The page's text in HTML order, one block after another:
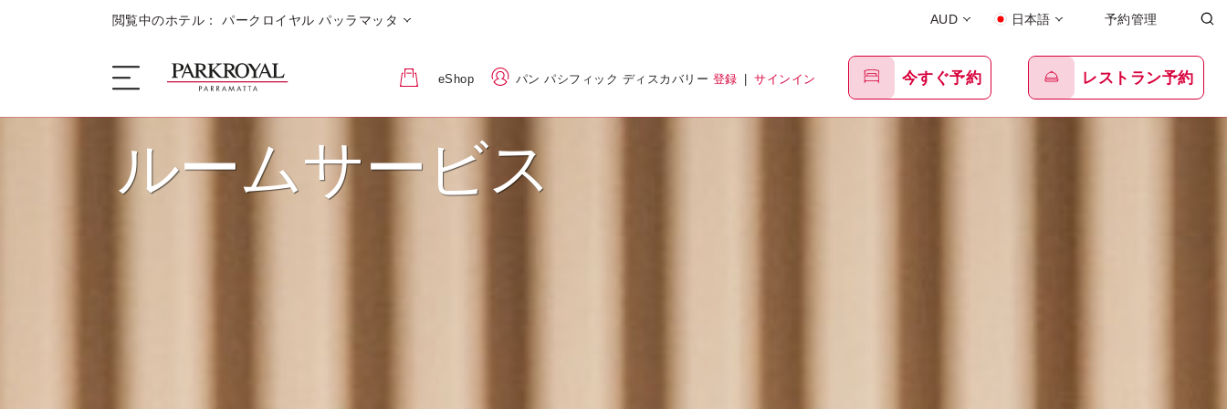
閲覧中のホテル： パークロイヤル パッラマッタ AUD 日本語 予約管理
eShop パン パシフィック ディスカバリー 登録 | サインイン 今すぐ予約 レストラン予約
ザ・ホテル
ルームサービス